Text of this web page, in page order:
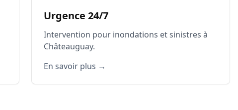
Urgence 24/7
Intervention pour inondations et sinistres à
Châteauguay.
En savoir plus →